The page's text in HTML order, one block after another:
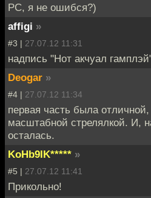
PC, я не ошибся?)
affigi »
#3 | 27.07.12 11:31
надпись "Нот акчуал
Deogar »
#4 | 27.07.12 11:34
первая часть была
масштабной стрелялкой. И,
осталась.
KoHb9IK***** »
#5 | 27.07.12 11:41
Прикольно!